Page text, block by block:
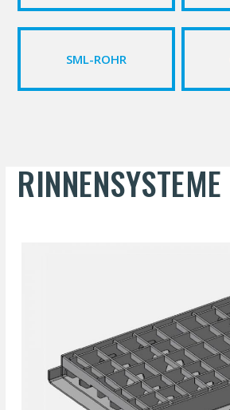
SML-ROHR
RINNEN­SYSTEME